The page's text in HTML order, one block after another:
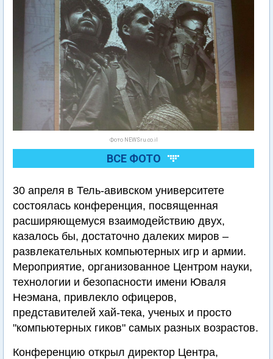
Фото NEWSru.co.il
ВСЕ ФОТО
30 апреля в Тель-авивском университете
состоялась конференция, посвященная
расширяющемуся взаимодействию двух,
казалось бы, достаточно далеких миров –
развлекательных компьютерных игр и армии.
Мероприятие, организованное Центром науки,
технологии и безопасности имени Юваля
Неэмана, привлекло офицеров,
представителей хай-тека, ученых и просто
"компьютерных гиков" самых разных возрастов.
Конференцию открыл директор Центра,